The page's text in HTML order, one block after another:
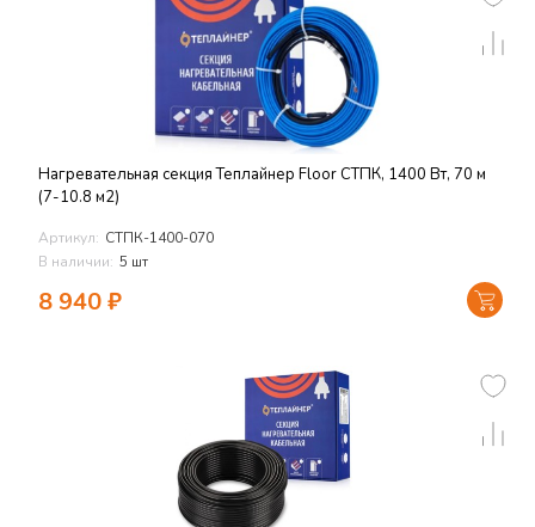
Нагревательная секция Теплайнер Floor СТПК, 1400 Вт, 70 м
(7-10.8 м2)
Артикул: СТПК-1400-070
В наличии: 5 шт
8 940₽